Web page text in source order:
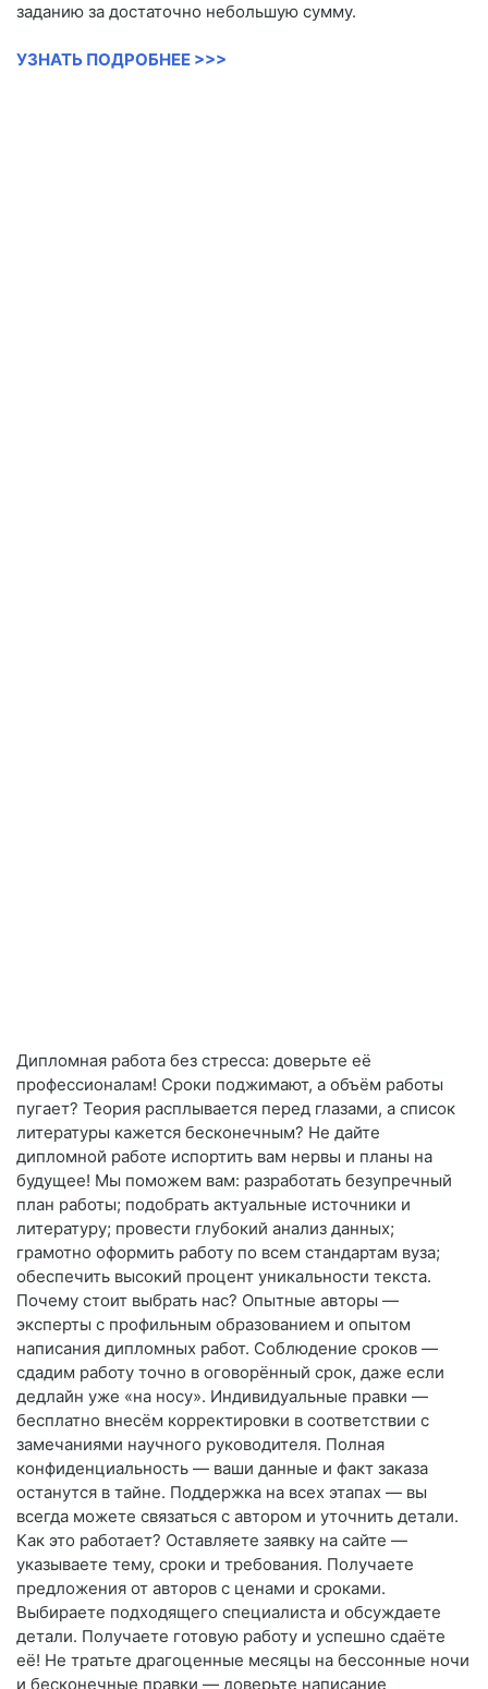
заданию за достаточно небольшую сумму.
УЗНАТЬ ПОДРОБНЕЕ >>>
Дипломная работа без стресса: доверьте её
профессионалам! Сроки поджимают, а объём работы
пугает? Теория расплывается перед глазами, а список
литературы кажется бесконечным? Не дайте
дипломной работе испортить вам нервы и планы на
будущее! Мы поможем вам: разработать безупречный
план работы; подобрать актуальные источники и
литературу; провести глубокий анализ данных;
грамотно оформить работу по всем стандартам вуза;
обеспечить высокий процент уникальности текста.
Почему стоит выбрать нас? Опытные авторы —
эксперты с профильным образованием и опытом
написания дипломных работ. Соблюдение сроков —
сдадим работу точно в оговорённый срок, даже если
дедлайн уже «на носу». Индивидуальные правки —
бесплатно внесём корректировки в соответствии с
замечаниями научного руководителя. Полная
конфиденциальность — ваши данные и факт заказа
останутся в тайне. Поддержка на всех этапах — вы
всегда можете связаться с автором и уточнить детали.
Как это работает? Оставляете заявку на сайте —
указываете тему, сроки и требования. Получаете
предложения от авторов с ценами и сроками.
Выбираете подходящего специалиста и обсуждаете
детали. Получаете готовую работу и успешно сдаёте
её! Не тратьте драгоценные месяцы на бессонные ночи
и бесконечные правки — доверьте написание